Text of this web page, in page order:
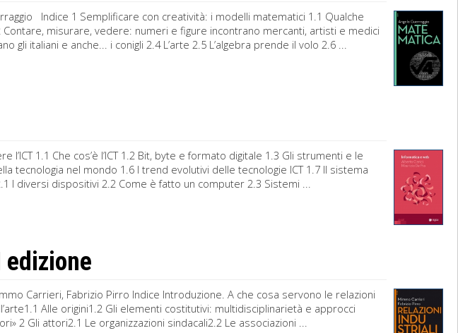
Indice 1 Semplificare con creatività: i modelli matematici 1.1 Qualche
misurare, vedere: numeri e figure incontrano mercanti, artisti e medici
gli italiani e anche... i conigli 2.4 L’arte 2.5 L’algebra prende il volo 2.6 ...
1.1 Che cos’è l’ICT 1.2 Bit, byte e formato digitale 1.3 Gli strumenti e le
tecnologia nel mondo 1.6 I trend evolutivi delle tecnologie ICT 1.7 Il sistema
I diversi dispositivi 2.2 Come è fatto un computer 2.3 Sistemi ...
Carrieri, Fabrizio Pirro Indice Introduzione. A che cosa servono le relazioni
Alle origini1.2 Gli elementi costitutivi: multidisciplinarietà e approcci
2 Gli attori2.1 Le organizzazioni sindacali2.2 Le associazioni ...